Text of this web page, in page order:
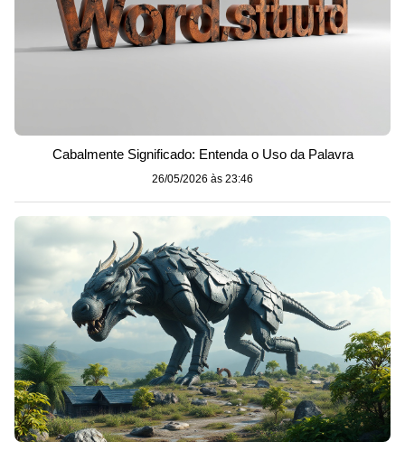
Cabalmente Significado: Entenda o Uso da Palavra
26/05/2026 às 23:46